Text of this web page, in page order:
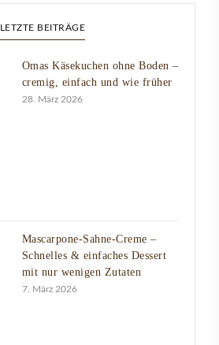
LETZTE BEITRÄGE
Omas Käsekuchen ohne Boden –
cremig, einfach und wie früher
28. März 2026
Mascarpone-Sahne-Creme –
Schnelles & einfaches Dessert
mit nur wenigen Zutaten
7. März 2026